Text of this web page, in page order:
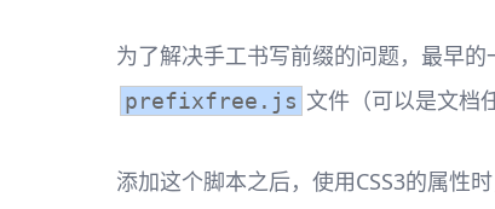
为了解决手工书写前缀的问题，最早的
prefixfree.js 文件（可以是文档
添加这个脚本之后，使用CSS3的属性